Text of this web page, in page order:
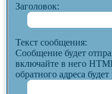
Заголовок:
Текст сообщения:
Сообщение будет
включайте в него
обратного адреса